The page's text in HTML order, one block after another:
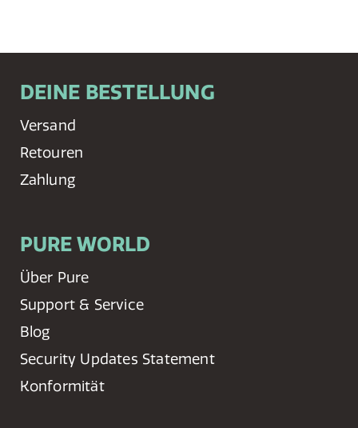
DEINE BESTELLUNG
Versand
Retouren
Zahlung
PURE WORLD
Über Pure
Support & Service
Blog
Security Updates Statement
Konformität